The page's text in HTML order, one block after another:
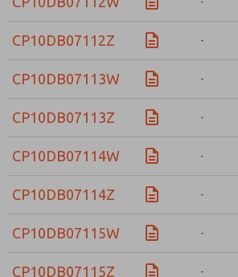
CP10DB07112Z -
CP10DB07113W -
CP10DB07113Z -
CP10DB07114W -
CP10DB07114Z -
CP10DB07115W -
CP10DB07115Z -